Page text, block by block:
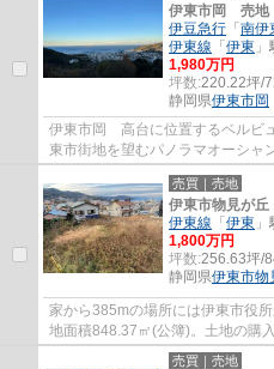
伊東市岡 売地
伊豆急行 「南伊
伊東線 「伊東
1,980万円
坪数:220.22坪/
静岡県伊東市岡
伊東市岡 高台に位置するベルビ
東市街地を望むパノラマオーシ
売買｜売地
伊東市物見が
伊東線 「伊東
1,800万円
坪数:256.63坪/
静岡県伊東市物
家から385mの場所には伊東市役
地面積848.37㎡(公簿)。土地の購
います。当社は地域の顧客満足度
売買｜売地